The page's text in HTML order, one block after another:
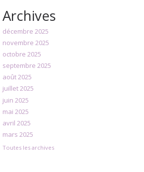
Archives
décembre 2025
novembre 2025
octobre 2025
septembre 2025
août 2025
juillet 2025
juin 2025
mai 2025
avril 2025
mars 2025
Toutes les archives